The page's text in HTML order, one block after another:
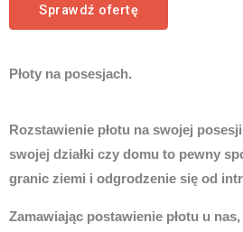
Sprawdź ofertę
Płoty na posesjach.
Rozstawienie płotu na swojej
swojej działki czy domu to pewny
granic ziemi i odgrodzenie się od
Zamawiając postawienie płotu u